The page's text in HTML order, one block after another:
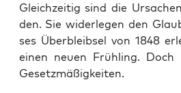
Gleich­zei­tig sind die
den. Sie wider­le­gen den
ses Über­bleib­sel von 1848
einen neu­en Früh­ling.
Gesetzmäßigkeiten.